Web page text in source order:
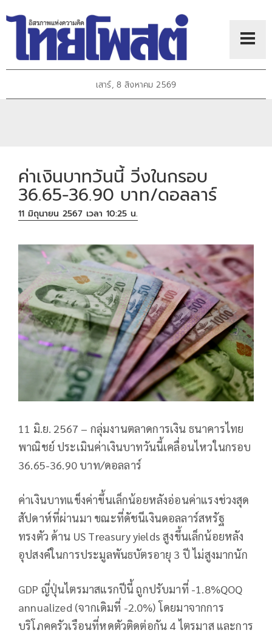
เสาร์, 8 สิงหาคม 2569
ค่าเงินบาทวันนี้ วิ่งในกรอบ
36.65-36.90 บาท/ดอลลาร์
11 มิถุนายน 2567 เวลา 10:25 น.
11 มิ.ย. 2567 – กลุ่มงานตลาดการเงิน ธนาคารไทย
พาณิชย์ ประเมินค่าเงินบาทวันนี้เคลื่อนไหวในกรอบ
36.65-36.90 บาท/ดอลลาร์
ค่าเงินบาทแข็งค่าขึ้นเล็กน้อยหลังอ่อนค่าแรงช่วงสุด
สัปดาห์ที่ผ่านมา ขณะที่ดัชนีเงินดอลลาร์สหรัฐ
ทรงตัว ด้าน US Treasury yields สูงขึ้นเล็กน้อยหลัง
อุปสงค์ในการประมูลพันธบัตรอายุ 3 ปี ไม่สูงมากนัก
GDP ญี่ปุ่นไตรมาสแรกปีนี้ ถูกปรับมาที่ -1.8%QOQ
annualized (จากเดิมที่ -2.0%) โดยมาจากการ
บริโภคครัวเรือนที่หดตัวติดต่อกัน 4 ไตรมาส และการ